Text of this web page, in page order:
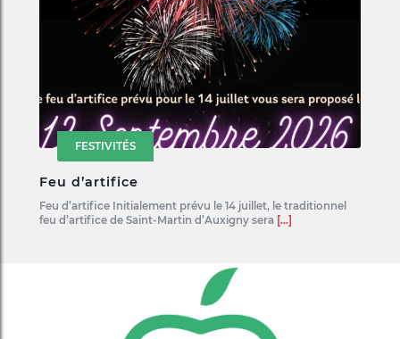
FESTIVITÉS
Feu d’artifice
Feu d’artifice Initialement prévu le 14 juillet, le traditionnel
feu d’artifice de Saint-Martin d’Auxigny sera [...]